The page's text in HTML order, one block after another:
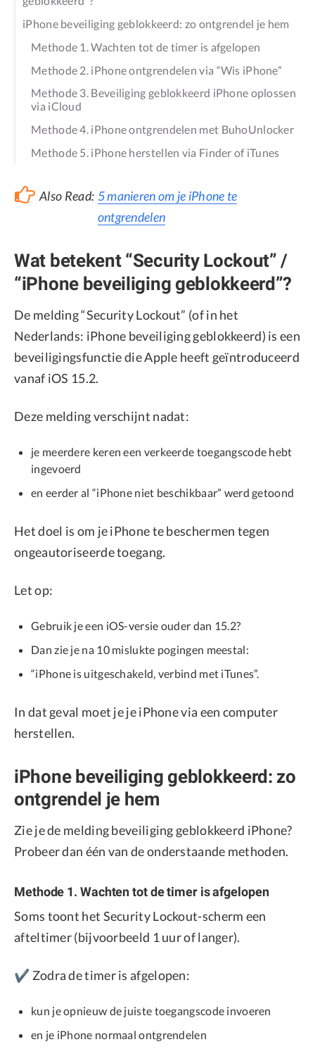
iPhone beveiliging geblokkeerd: zo ontgrendel je hem
Methode 1. Wachten tot de timer is afgelopen
Methode 2. iPhone ontgrendelen via “Wis iPhone”
Methode 3. Beveiliging geblokkeerd iPhone oplossen
via iCloud
Methode 4. iPhone ontgrendelen met BuhoUnlocker
Methode 5. iPhone herstellen via Finder of iTunes
Also Read: 5 manieren om je iPhone te
ontgrendelen
Wat betekent “Security Lockout” /
“iPhone beveiliging geblokkeerd”?
De melding “Security Lockout” (of in het
Nederlands: iPhone beveiliging geblokkeerd) is een
beveiligingsfunctie die Apple heeft geïntroduceerd
vanaf iOS 15.2.
Deze melding verschijnt nadat:
je meerdere keren een verkeerde toegangscode hebt
ingevoerd
en eerder al “iPhone niet beschikbaar” werd getoond
Het doel is om je iPhone te beschermen tegen
ongeautoriseerde toegang.
Let op:
Gebruik je een iOS-versie ouder dan 15.2?
Dan zie je na 10 mislukte pogingen meestal:
“iPhone is uitgeschakeld, verbind met iTunes”.
In dat geval moet je je iPhone via een computer
herstellen.
iPhone beveiliging geblokkeerd: zo
ontgrendel je hem
Zie je de melding beveiliging geblokkeerd iPhone?
Probeer dan één van de onderstaande methoden.
Methode 1. Wachten tot de timer is afgelopen
Soms toont het Security Lockout-scherm een
afteltimer (bijvoorbeeld 1 uur of langer).
✔️ Zodra de timer is afgelopen:
kun je opnieuw de juiste toegangscode invoeren
en je iPhone normaal ontgrendelen